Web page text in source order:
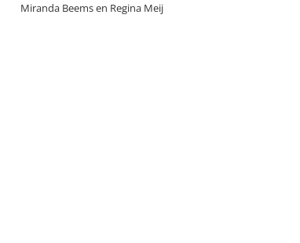
Miranda Beems en Regina Meij